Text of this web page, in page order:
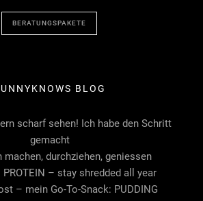
BERATUNGSPAKETE
BLOG
scharf sehen! Ich habe den Schritt
gemacht
machen, durchziehen, geniessen
PROTEIN – stay shredded all year
– mein Go-To-Snack: PUDDING